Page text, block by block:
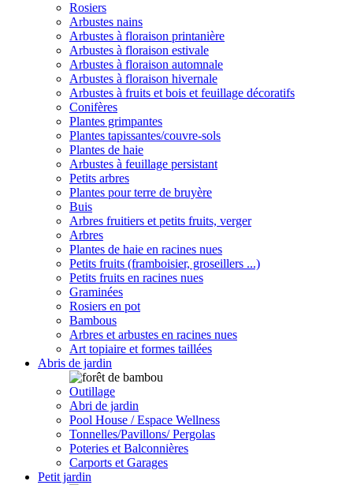
Rosiers
Arbustes nains
Arbustes à floraison printanière
Arbustes à floraison estivale
Arbustes à floraison automnale
Arbustes à floraison hivernale
Arbustes à fruits et bois et feuillage décoratifs
Conifères
Plantes grimpantes
Plantes tapissantes/couvre-sols
Plantes de haie
Arbustes à feuillage persistant
Petits arbres
Plantes pour terre de bruyère
Buis
Arbres fruitiers et petits fruits, verger
Arbres
Plantes de haie en racines nues
Petits fruits (framboisier, groseillers ...)
Petits fruits en racines nues
Graminées
Rosiers en pot
Bambous
Arbres et arbustes en racines nues
Art topiaire et formes taillées
Abris de jardin
Outillage
Abri de jardin
Pool House / Espace Wellness
Tonnelles/Pavillons/ Pergolas
Poteries et Balconnières
Carports et Garages
Petit jardin